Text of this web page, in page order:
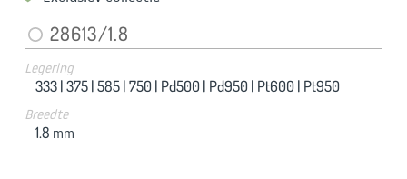
28613/1.8
Legering
333 |375 |585 |750 | Pd500 | Pd950 | Pt600 | Pt950
Breedte
1.8 mm